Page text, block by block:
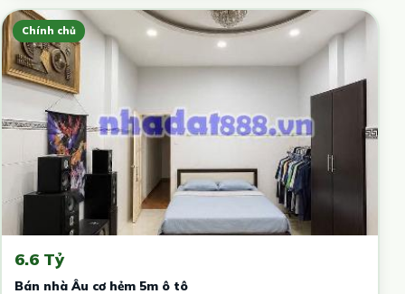
Chính chủ
6.6 Tỷ
Bán nhà Âu cơ hẻm 5m ô tô